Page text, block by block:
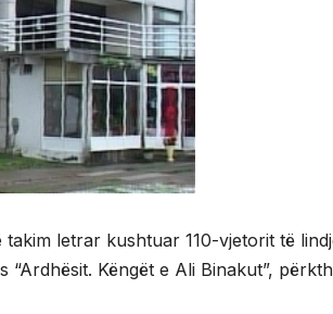
letrar kushtuar 110-vjetorit të
Këngët e Ali Binakut”,